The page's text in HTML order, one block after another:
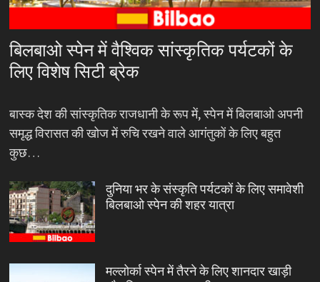
बिलबाओ स्पेन में वैश्विक सांस्कृतिक पर्यटकों के
लिए विशेष सिटी ब्रेक
बास्क देश की सांस्कृतिक राजधानी के रूप में, स्पेन में बिलबाओ अपनी
समृद्ध विरासत की खोज में रुचि रखने वाले आगंतुकों के लिए बहुत
कुछ…
दुनिया भर के संस्कृति पर्यटकों के लिए समावेशी
बिलबाओ स्पेन की शहर यात्रा
मल्लोर्का स्पेन में तैरने के लिए शानदार खाड़ी